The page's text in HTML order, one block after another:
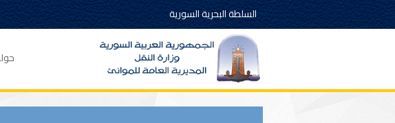
السلطة البحرية السورية